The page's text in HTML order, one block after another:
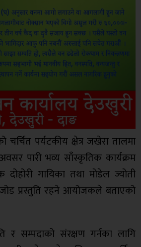
चर्चित पर्यटकीय क्षेत्र जखेरा तालमा
अवसर पारी भव्य साँस्कृतिक कार्यक्रम
गायिका तथा मोडेल ज्योती
प्रस्तुति रहने आयोजकले बताएको
र सम्पदाको संरक्षण गर्नका लागि